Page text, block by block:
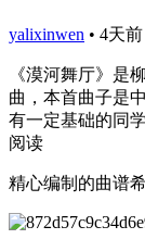
yalixinwen • 4天前
《漠河舞厅》是
曲，本首曲子是
有一定基础的同
阅读
精心编制的曲谱